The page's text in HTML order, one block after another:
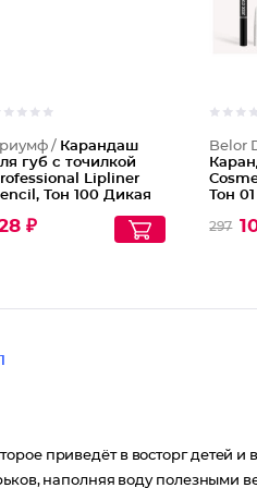
/ Карандаш
губ с точилкой
Lipliner
Тон 100 Дикая
₽
Belor
Тон
297
1
приведёт в восторг детей и
наполняя воду полезными